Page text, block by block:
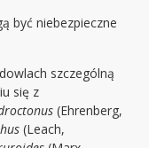
być niebezpieczne
szczególną
się z
(Ehrenberg,
(Leach,